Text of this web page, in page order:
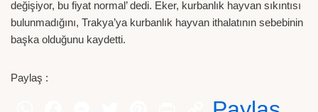
değişiyor, bu fiyat normal’ dedi. Eker, kurbanlık hayvan sıkıntısı
bulunmadığını, Trakya’ya kurbanlık hayvan ithalatının sebebinin
başka olduğunu kaydetti.
Paylaş :